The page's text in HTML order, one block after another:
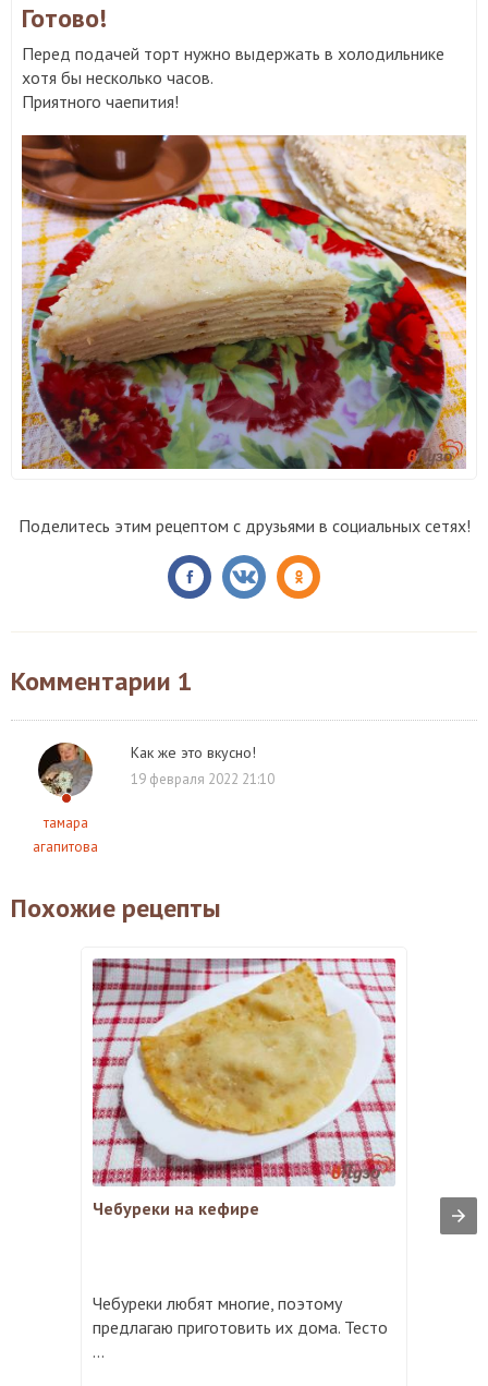
Готово!
Перед подачей торт нужно выдержать в холодильнике
хотя бы несколько часов.
Приятного чаепития!
Поделитесь этим рецептом с друзьями в социальных сетях!
Комментарии 1
тамара
агапитова
Как же это вкусно!
19 февраля 2022 21:10
Похожие рецепты
Чебуреки на кефире
Чебуреки любят многие, поэтому
предлагаю приготовить их дома. Тесто
...